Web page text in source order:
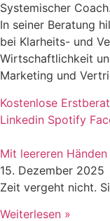
Systemischer Coach.
In seiner Beratung
bei Klarheits- und
Wirtschaftlichkeit
Marketing und
Kostenlose
Linkedin Spotify
Mit leereren
15. Dezember 2025
Zeit vergeht nicht.
Weiterlesen »